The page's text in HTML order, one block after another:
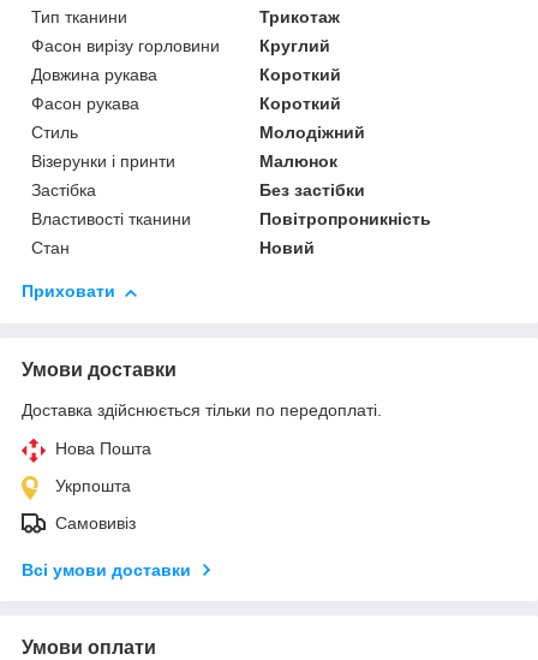
Тип тканини
Трикотаж
Фасон вирізу горловини
Круглий
Довжина рукава
Короткий
Фасон рукава
Короткий
Стиль
Молодіжний
Візерунки і принти
Малюнок
Застібка
Без застібки
Властивості тканини
Повітропроникність
Стан
Новий
Приховати
Умови доставки
Доставка здійснюється тільки по передоплаті.
Нова Пошта
Укрпошта
Самовивіз
Всі умови доставки
Умови оплати